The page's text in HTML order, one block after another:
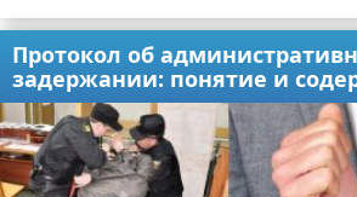
Протокол об
задержании: понятие и